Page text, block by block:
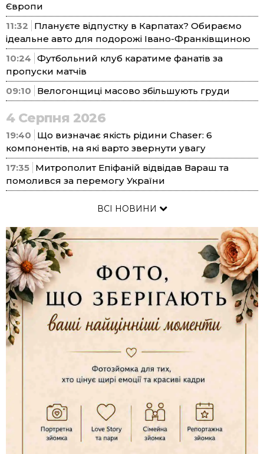
Європи
11:32
Плануєте відпустку в Карпатах? Обираємо
ідеальне авто для подорожі Івано-Франківщиною
10:24 Футбольний клуб каратиме фанатів за
пропуски матчів
09:10
Велогонщиці масово збільшують груди
4 Серпня 2026
19:40
Що визначає якість рідини Chaser: 6
компонентів, на які варто звернути увагу
17:35 Митрополит Епіфаній відвідав Вараш та
помолився за перемогу України
ВСІ НОВИНИ